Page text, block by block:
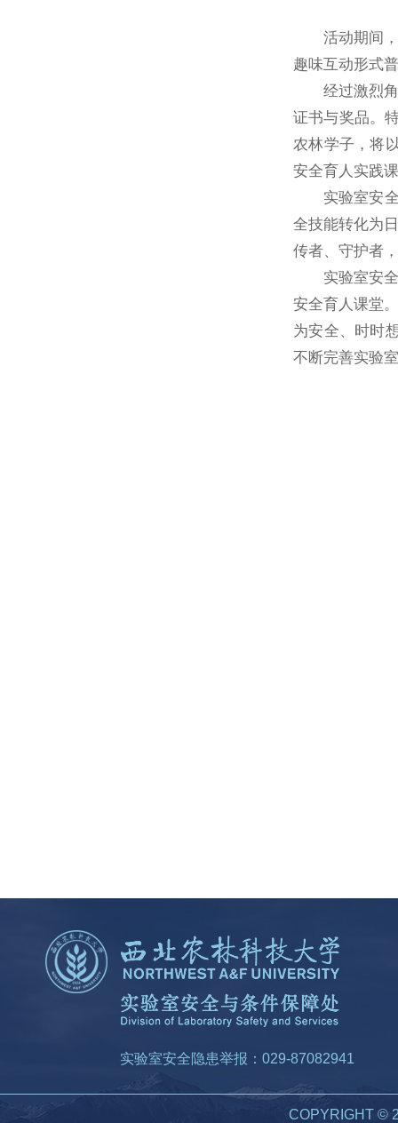
活动期间
趣味互动形式
经过激烈
证书与奖品。
农林学子，将
安全育人实践
实验室安
全技能转化为
传者、守护者
实验室安
安全育人课堂
为安全、时时
不断完善实验
实验室安全隐患举报：029-87082941
COPYRIGHT ©